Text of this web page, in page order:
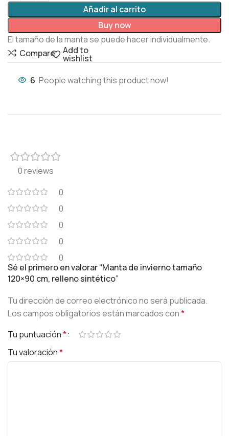
Añadir al carrito
Buy now
El tamaño de la manta se puede hacer individualmente.
Compare
Add to
wishlist
6 People watching this product now!
0 reviews
0
0
0
0
0
Sé el primero en valorar “Manta de invierno tamaño
120×90 cm, relleno sintético”
Tu dirección de correo electrónico no será publicada.
Los campos obligatorios están marcados con*
Tu puntuación*
Tu valoración*